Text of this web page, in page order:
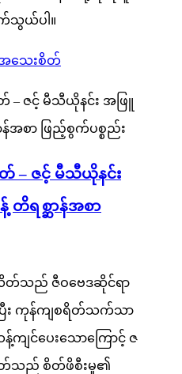
သွယ်ပါ။
သေးစိတ်
– ဇင့် မီသီယိုနင်း
တိရစ္ဆာန်အစာ
တ်သည် ဇီဝဗေဒဆိုင်ရာ
ြီး ကုန်ကျစရိတ်သက်သာ
ျင်ပေးသောကြောင့် ဇ
သည် စိတ်ဖိစီးမှု၏